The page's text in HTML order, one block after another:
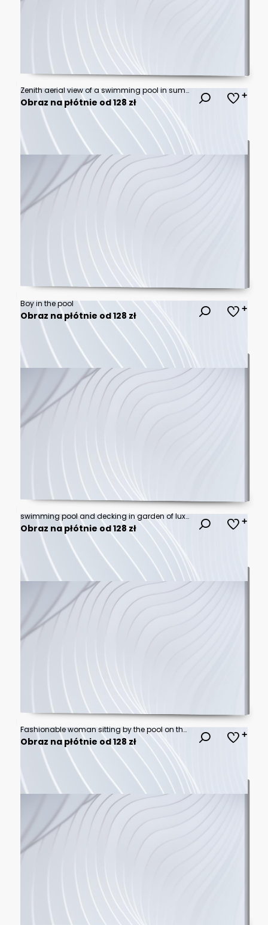
Zenith aerial view of a swimming pool in summer. Young girl in a swimsuit and hat floating with pink donut.
Obraz na płótnie od 128 zł
Boy in the pool
Obraz na płótnie od 128 zł
swimming pool and decking in garden of luxury home
Obraz na płótnie od 128 zł
Fashionable woman sitting by the pool on the empty deck of a cruise liner. Closeup, outdoor, view from above. Vacation and travel concept
Obraz na płótnie od 128 zł